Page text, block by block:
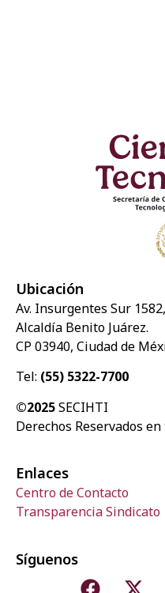
Ubicación
Av. Insurgentes Sur
Alcaldía Benito Juárez.
CP 03940, Ciudad de
Tel: (55) 5322-7700
©2025SECIHTI
Derechos Reservados
Enlaces
Centro de Contacto
Transparencia Sindicato
Síguenos